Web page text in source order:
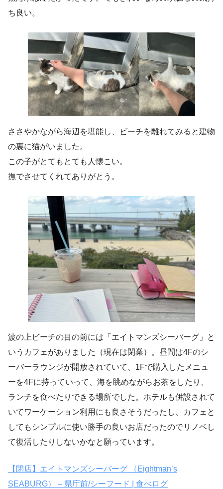
ち良い。
ささやかながら海辺を堪能し、ビーチを離れてみると建物
の裏に猫がいました。
この子がとてもとても人懐こい。
撫でさせてくれてありがとう。
波の上ビーチの目の前には「エイトマンズシーバーグ」と
いうカフェがありました（現在は閉業）。昼間は4Fのシ
ーバーラウンジが開放されていて、1Fで購入したメニュ
ーを4Fに持っていって、海を眺めながらお茶をしたり、
ランチを食べたりできる場所でした。ホテルも併設されて
いてワーケーション利用にも良さそうだったし、カフェと
してもシンプルに使い勝手の良いお店だったのでリノベし
て復活したりしないかなと願っています。
【閉店】エイトマンズシーバーグ （Eightman’s
SEABURG） – 県庁前/シーフード | 食べログ